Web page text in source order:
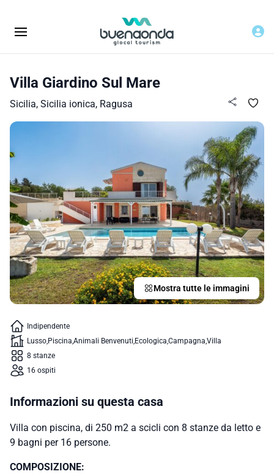
Villa Giardino Sul Mare
Sicilia, Sicilia ionica, Ragusa
Mostra tutte le immagini
Indipendente
Lusso Piscina Animali Benvenuti Ecologica Campagna Villa
8 stanze
16 ospiti
Informazioni su questa casa
Villa con piscina, di 250 m2 a scicli con 8 stanze da letto e
9 bagni per 16 persone.
COMPOSIZIONE: